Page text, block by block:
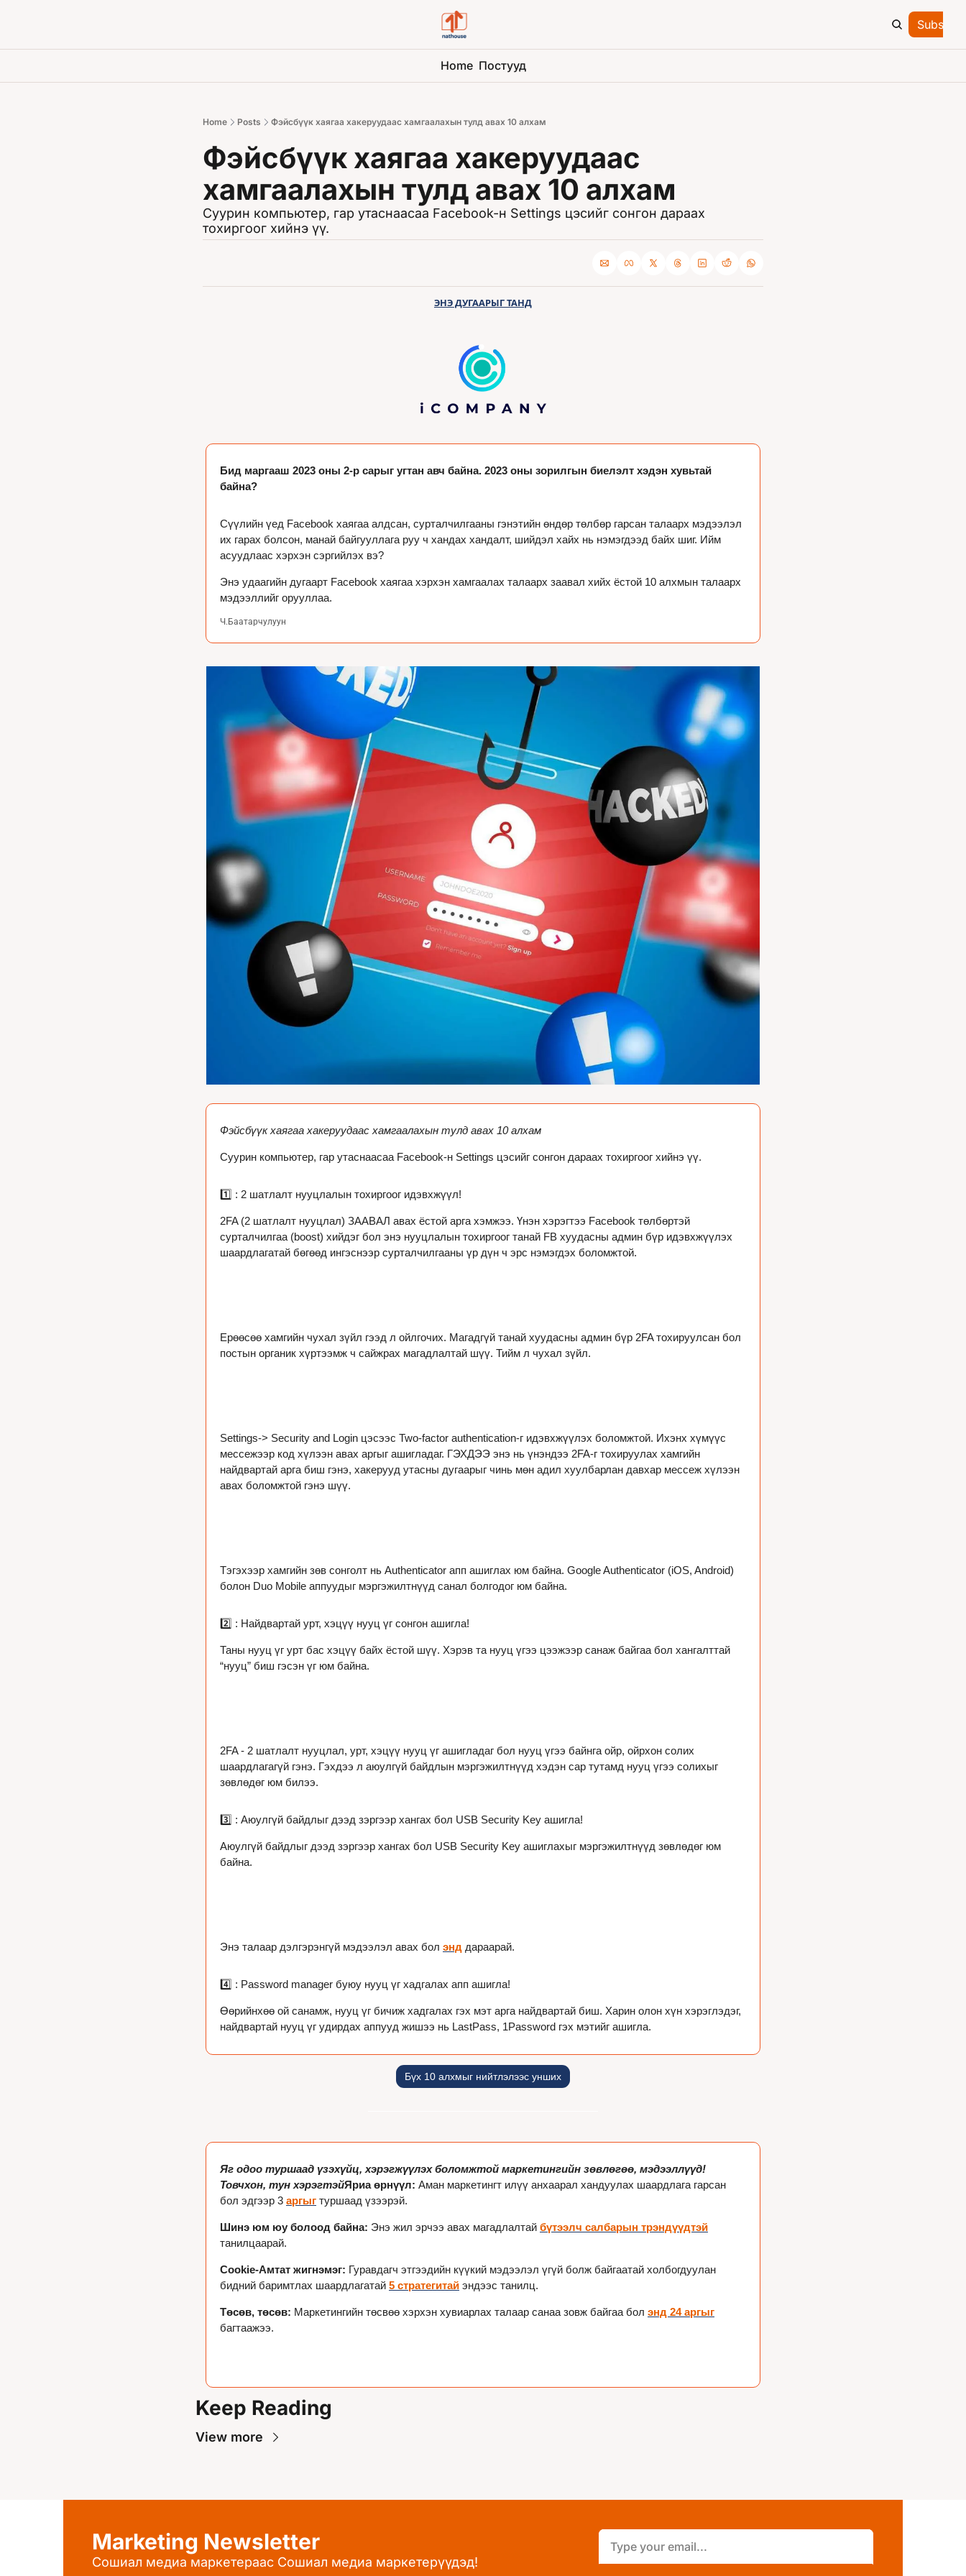
Home Постууд
Home Posts Фэйсбүүк хаягаа хакеруудаас хамгаалахын тулд авах 10 алхам
Фэйсбүүк хаягаа хакеруудаас
хамгаалахын тулд авах 10 алхам
Суурин компьютер, гар утаснаасаа Facebook-н Settings цэсийг сонгон дараах
тохиргоог хийнэ үү.
ЭНЭ ДУГААРЫГ ТАНД
Бид маргааш 2023 оны 2-р сарыг угтан авч байна. 2023 оны зорилгын биелэлт хэдэн хувьтай
байна?
Сүүлийн үед Facebook хаягаа алдсан, сурталчилгааны гэнэтийн өндөр төлбөр гарсан талаарх мэдээлэл
их гарах болсон, манай байгууллага руу ч хандах хандалт, шийдэл хайх нь нэмэгдээд байх шиг. Ийм
асуудлаас хэрхэн сэргийлэх вэ?
Энэ удаагийн дугаарт Facebook хаягаа хэрхэн хамгаалах талаарх заавал хийх ёстой 10 алхмын талаарх
мэдээллийг орууллаа.
Ч.Баатарчулуун
Фэйсбүүк хаягаа хакеруудаас хамгаалахын тулд авах 10 алхам
Суурин компьютер, гар утаснаасаа Facebook-н Settings цэсийг сонгон дараах тохиргоог хийнэ үү.
1️⃣ : 2 шатлалт нууцлалын тохиргоог идэвхжүүл!
2FA (2 шатлалт нууцлал) ЗААВАЛ авах ёстой арга хэмжээ. Үнэн хэрэгтээ Facebook төлбөртэй
сурталчилгаа (boost) хийдэг бол энэ нууцлалын тохиргоог танай FB хуудасны админ бүр идэвхжүүлэх
шаардлагатай бөгөөд ингэснээр сурталчилгааны үр дүн ч эрс нэмэгдэх боломжтой.
Ерөөсөө хамгийн чухал зүйл гээд л ойлгочих. Магадгүй танай хуудасны админ бүр 2FA тохируулсан бол
постын органик хүртээмж ч сайжрах магадлалтай шүү. Тийм л чухал зүйл.
Settings-> Security and Login цэсээс Two-factor authentication-г идэвхжүүлэх боломжтой. Ихэнх хүмүүс
мессежээр код хүлээн авах аргыг ашигладаг. ГЭХДЭЭ энэ нь үнэндээ 2FA-г тохируулах хамгийн
найдвартай арга биш гэнэ, хакерууд утасны дугаарыг чинь мөн адил хуулбарлан давхар мессеж хүлээн
авах боломжтой гэнэ шүү.
Тэгэхээр хамгийн зөв сонголт нь Authenticator апп ашиглах юм байна. Google Authenticator (iOS, Android)
болон Duo Mobile аппуудыг мэргэжилтнүүд санал болгодог юм байна.
2️⃣ : Найдвартай урт, хэцүү нууц үг сонгон ашигла!
Таны нууц үг урт бас хэцүү байх ёстой шүү. Хэрэв та нууц үгээ цээжээр санаж байгаа бол хангалттай
“нууц” биш гэсэн үг юм байна.
2FA - 2 шатлалт нууцлал, урт, хэцүү нууц үг ашигладаг бол нууц үгээ байнга ойр, ойрхон солих
шаардлагагүй гэнэ. Гэхдээ л аюулгүй байдлын мэргэжилтнүүд хэдэн сар тутамд нууц үгээ солихыг
зөвлөдөг юм билээ.
3️⃣ : Аюулгүй байдлыг дээд зэргээр хангах бол USB Security Key ашигла!
Аюулгүй байдлыг дээд зэргээр хангах бол USB Security Key ашиглахыг мэргэжилтнүүд зөвлөдөг юм
байна.
Энэ талаар дэлгэрэнгүй мэдээлэл авах бол энд дараарай.
4️⃣ : Password manager буюу нууц үг хадгалах апп ашигла!
Өөрийнхөө ой санамж, нууц үг бичиж хадгалах гэх мэт арга найдвартай биш. Харин олон хүн хэрэглэдэг,
Бүх 10 алхмыг нийтлэлээс унших
Яг одоо туршаад үзэхүйц, хэрэгжүүлэх боломжтой маркетингийн зөвлөгөө, мэдээллүүд!
Товчхон, тун хэрэгтэйЯриа өрнүүл: Аман маркетингт илүү анхаарал хандуулах шаардлага гарсан
бол эдгээр 3 аргыг туршаад үзээрэй.
Шинэ юм юу болоод байна: Энэ жил эрчээ авах магадлалтай бүтээлч салбарын трэндүүдтэй
танилцаарай.
Cookie-Амтат жигнэмэг: Гуравдагч этгээдийн күүкий мэдээлэл үгүй болж байгаатай холбогдуулан
бидний баримтлах шаардлагатай 5 стратегитай эндээс танилц.
Төсөв, төсөв: Маркетингийн төсвөө хэрхэн хувиарлах талаар санаа зовж байгаа бол энд 24 аргыг
багтаажээ.
Keep Reading
View more
Marketing Newsletter
Сошиал медиа маркетераас Сошиал медиа маркетерүүдэд!